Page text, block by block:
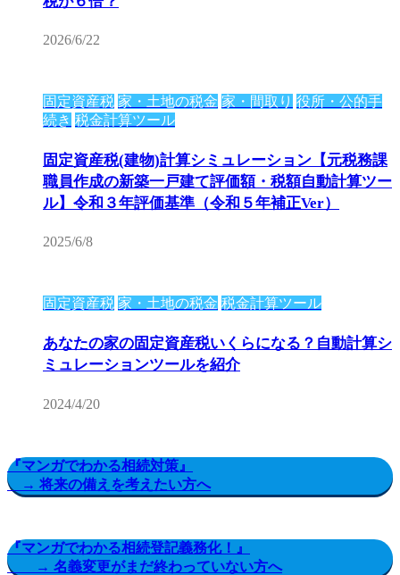
2026/6/22
固定資産税 家・土地の税金 家・間取り 役所・公的手
続き 税金計算ツール
固定資産税(建物)計算シミュレーション【元税務課
職員作成の新築一戸建て評価額・税額自動計算ツー
ル】令和３年評価基準（令和５年補正Ver）
2025/6/8
固定資産税 家・土地の税金 税金計算ツール
あなたの家の固定資産税いくらになる？自動計算シ
ミュレーションツールを紹介
2024/4/20
『マンガでわかる相続対策』
→ 将来の備えを考えたい方へ
『マンガでわかる相続登記義務化！』
→ 名義変更がまだ終わっていない方へ